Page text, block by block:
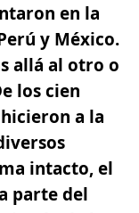
en la
y México.
allá al otro o
los cien
a la
intacto, el
parte del